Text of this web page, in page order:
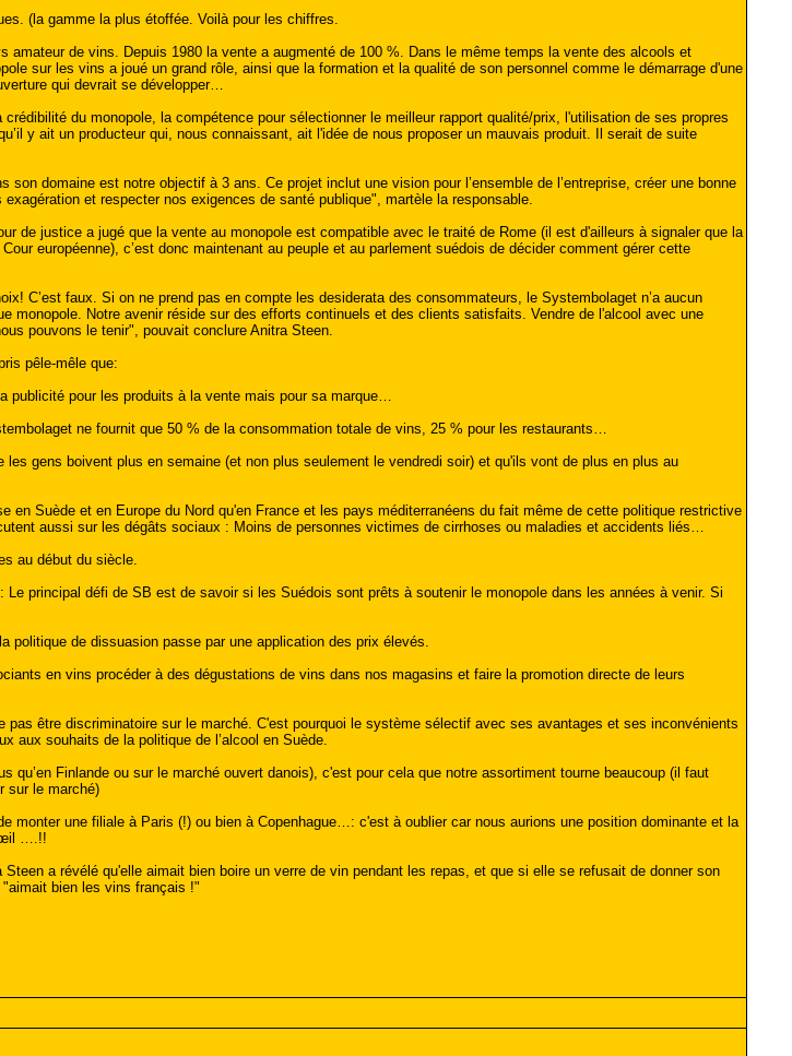
(la gamme la plus étoffée. Voilà pour les chiffres.
amateur de vins. Depuis 1980 la vente a augmenté de 100 %. Dans le même temps la vente des alcools et
sur les vins a joué un grand rôle, ainsi que la formation et la qualité de son personnel comme le démarrage d'une
qui devrait se développer…
du monopole, la compétence pour sélectionner le meilleur rapport qualité/prix, l'utilisation de ses propres
y ait un producteur qui, nous connaissant, ait l'idée de nous proposer un mauvais produit. Il serait de suite
domaine est notre objectif à 3 ans. Ce projet inclut une vision pour l’ensemble de l’entreprise, créer une bonne
et respecter nos exigences de santé publique", martèle la responsable.
de justice a jugé que la vente au monopole est compatible avec le traité de Rome (il est d'ailleurs à signaler que la
européenne), c’est donc maintenant au peuple et au parlement suédois de décider comment gérer cette
C’est faux. Si on ne prend pas en compte les desiderata des consommateurs, le Systembolaget n’a aucun
monopole. Notre avenir réside sur des efforts continuels et des clients satisfaits. Vendre de l'alcool avec une
pouvons le tenir", pouvait conclure Anitra Steen.
pêle-mêle que:
publicité pour les produits à la vente mais pour sa marque…
ne fournit que 50 % de la consommation totale de vins, 25 % pour les restaurants…
gens boivent plus en semaine (et non plus seulement le vendredi soir) et qu'ils vont de plus en plus au
en Suède et en Europe du Nord qu'en France et les pays méditerranéens du fait même de cette politique restrictive
aussi sur les dégâts sociaux : Moins de personnes victimes de cirrhoses ou maladies et accidents liés…
au début du siècle.
principal défi de SB est de savoir si les Suédois sont prêts à soutenir le monopole dans les années à venir. Si
politique de dissuasion passe par une application des prix élevés.
en vins procéder à des dégustations de vins dans nos magasins et faire la promotion directe de leurs
pas être discriminatoire sur le marché. C'est pourquoi le système sélectif avec ses avantages et ses inconvénients
aux souhaits de la politique de l’alcool en Suède.
qu’en Finlande ou sur le marché ouvert danois), c'est pour cela que notre assortiment tourne beaucoup (il faut
sur le marché)
monter une filiale à Paris (!) ou bien à Copenhague…: c'est à oublier car nous aurions une position dominante et la
œil ….!!
a révélé qu'elle aimait bien boire un verre de vin pendant les repas, et que si elle se refusait de donner son
bien les vins français !"